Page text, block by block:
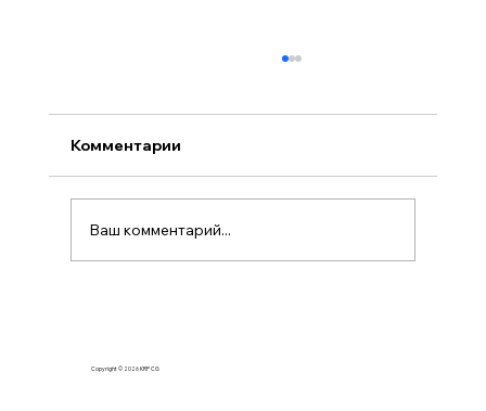
варианты выбора
Комментарии
Ваш комментарий...
Copyright © 2026 KRP CG